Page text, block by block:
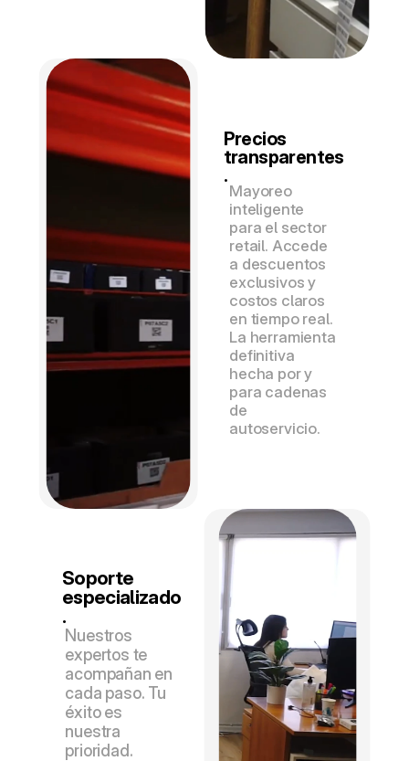
Precios
transparentes
.
Mayoreo
inteligente
para el sector
retail. Accede
a descuentos
exclusivos y
costos claros
en tiempo real.
La herramienta
definitiva
hecha por y
para cadenas
de
autoservicio.
Soporte
especializado
.
Nuestros
expertos te
acompañan en
cada paso. Tu
éxito es
nuestra
prioridad.